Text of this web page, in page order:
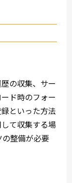
の収集、サー
ド時のフォー
といった方法
て収集する場
整備が必要